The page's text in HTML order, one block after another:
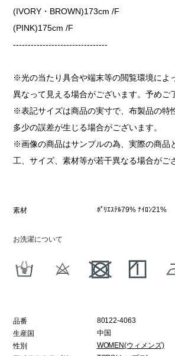
(IVORY・BROWN)173cm /F
(PINK)175cm /F
--------------------------------
※光の当たり具合や端末等の閲覧環境によ
異なって見える場合がございます。予めご
※表記サイズは商品の実寸で、布製品の特
多少の誤差が生じる場合がございます。
※画像の商品はサンプルの為、実際の商品
工、サイズ、素材等が若干異なる場合がご
素材 ﾎﾟﾘｴｽﾃﾙ79% ﾅｲﾛﾝ21%
お洗濯について
品番
80122-4063
生産国
中国
性別
WOMEN(ウィメンズ)